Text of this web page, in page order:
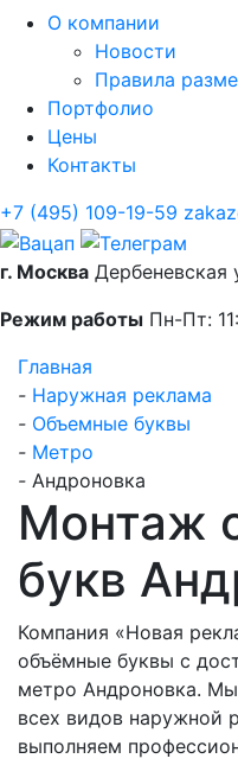
О компании
Новости
Правила
Портфолио
Цены
Контакты
+7 (495) 109-19-59
г. Москва Дербеневская
Режим работы Пн-Пт:
Главная
- Наружная реклама
- Объемные буквы
- Метро
- Андроновка
Монтаж
букв
Компания «Новая
объёмные буквы с
метро Андроновка.
всех видов наружной
выполняем